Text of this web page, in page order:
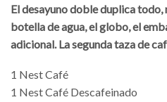
El desayuno doble duplica todo,
botella de agua, el globo, el
adicional. La segunda taza de
1 Nest Café
1 Nest Café Descafeinado